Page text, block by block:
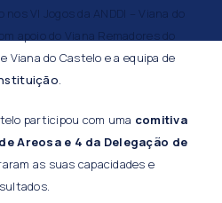
nos VI Jogos da ANDDI – Viana do
apoio do Viana Remadores do
Viana do Castelo e a equipa de
.
participou com uma comitiva
Areosa e 4 da Delegação de
as suas capacidades e